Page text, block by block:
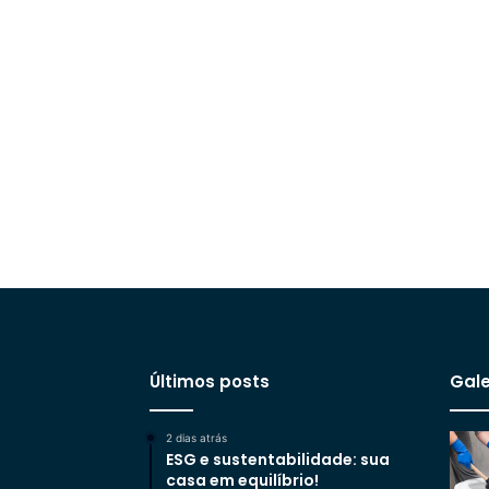
Últimos posts
2 dias atrás
ESG e sustentabilidade: sua
casa em equilíbrio!